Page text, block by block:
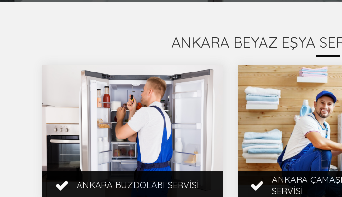
ANKARA BEYAZ EŞYA
ANKARA BUZDOLABI SERVISI
ANKARA
SERVISI